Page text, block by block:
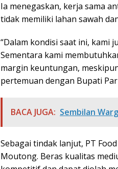
Ia menegaskan, kerja sama
tidak memiliki lahan sawah
“Dalam kondisi saat ini, kami
Sementara kami
margin keuntungan,
pertemuan dengan Bupati
BACA JUGA: Sembilan
Sebagai tindak lanjut, PT
Moutong. Beras kualitas